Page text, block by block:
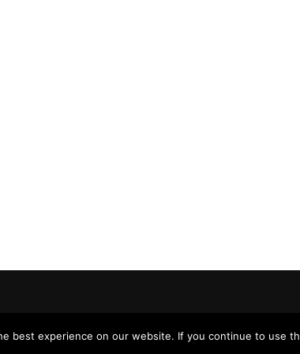
best experience on our website. If you continue to use